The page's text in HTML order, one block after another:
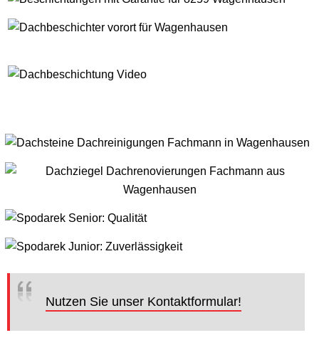
Nutzen Sie unser Kontaktformular!